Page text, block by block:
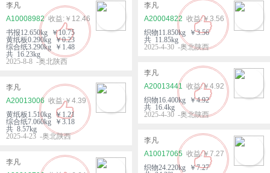
李凡
A10008982
￥12.46
书报12.650kg ￥10.75
黄纸板0.290kg ￥0.23
综合纸3.290kg ￥1.48
共 16.23kg
2025-8-8 -奥北陕西
李凡
A20004822
￥3.56
织物11.850kg ￥3.56
共 11.85kg
2025-4-30 -奥北陕西
李凡
A20013441
￥4.92
织物16.400kg ￥4.92
共 16.4kg
2025-4-30 -奥北陕西
李凡
A20013006
￥4.39
黄纸板1.510kg ￥1.21
综合纸7.060kg ￥3.18
共 8.57kg
2025-4-23 -奥北陕西
李凡
A10017065
￥7.27
织物24.220kg ￥7.27
李凡